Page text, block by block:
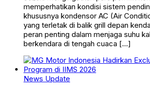
memperhatikan kondisi sistem
khususnya kondensor AC (Air
yang terletak di balik grill depan
peran penting dalam menjaga suhu
berkendara di tengah cuaca […]
News Update